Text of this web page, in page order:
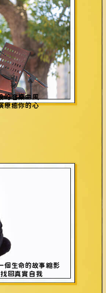
的音樂曲風
療癒你的心
個生命的故事縮影
回真實自我